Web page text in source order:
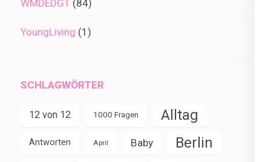
WMDEDGT (84)
YoungLiving (1)
SCHLAGWÖRTER
12 von 12 1000 Fragen Alltag
Antworten April Baby Berlin